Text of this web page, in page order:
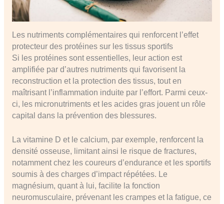
Les nutriments complémentaires qui renforcent l’effet
protecteur des protéines sur les tissus sportifs
Si les protéines sont essentielles, leur action est
amplifiée par d’autres nutriments qui favorisent la
reconstruction et la protection des tissus, tout en
maîtrisant l’inflammation induite par l’effort. Parmi ceux-
ci, les micronutriments et les acides gras jouent un rôle
capital dans la prévention des blessures.
La vitamine D et le calcium, par exemple, renforcent la
densité osseuse, limitant ainsi le risque de fractures,
notamment chez les coureurs d’endurance et les sportifs
soumis à des charges d’impact répétées. Le
magnésium, quant à lui, facilite la fonction
neuromusculaire, prévenant les crampes et la fatigue, ce